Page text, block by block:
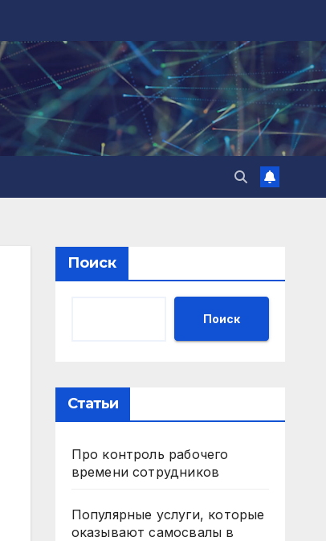
Поиск
Поиск
Статьи
Про контроль рабочего
времени сотрудников
Популярные услуги, которые
оказывают самосвалы в